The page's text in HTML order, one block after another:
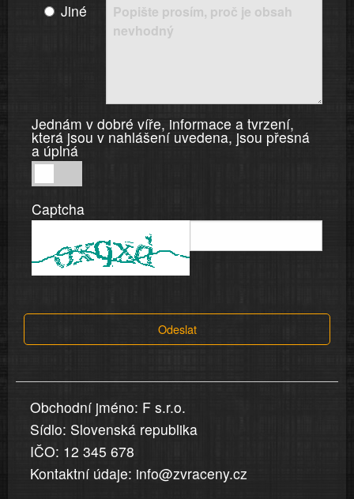
Jiné
Jednám v dobré víře, informace a tvrzení,
která jsou v nahlášení uvedena, jsou přesná
a úplná
v
dobré
informace
v
jsou
přesná
a
úplná
Captcha
Odeslat
Obchodní jméno: F s.r.o.
Sídlo: Slovenská republika
IČO: 12 345 678
Kontaktní údaje: info@zvraceny.cz